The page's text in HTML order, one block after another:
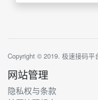
Copyright © 2019. 极速接码平
网站管理
隐私权与条款